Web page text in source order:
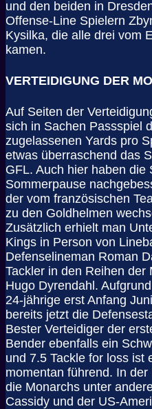
und den beiden in
Offense-Line Spielern
Kysilka, die alle drei vom
kamen.
VERTEIDIGUNG DER
Auf Seiten der
sich in Sachen Passspiel
zugelassenen Yards pro
etwas überraschend das
GFL. Auch hier haben die
Sommerpause
der vom französischen
zu den Goldhelmen
Zusätzlich erhielt man
Kings in Person von
Defenselineman Roman
Tackler in den Reihen
Hugo Dyrendahl.
24-jährige erst Anfang
bereits jetzt die
Bester Verteidiger der
Bender ebenfalls ein
und 7.5 Tackle for loss ist
momentan führend. In
die Monarchs unter
Cassidy und der US-